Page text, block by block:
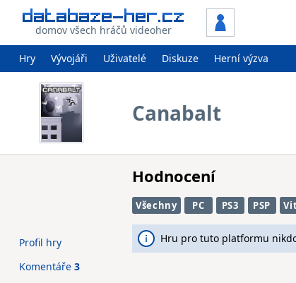
domov všech hráčů videoher
Hry Vývojáři Uživatelé Diskuze Herní výzva
Canabalt
Hodnocení
Všechny PC PS3 PSP
Hru pro tuto platformu
Profil hry
Komentáře 3